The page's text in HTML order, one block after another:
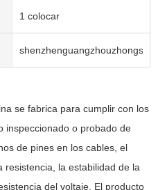
1 colocar
shenzhenguangzhouzhongshan
se fabrica para cumplir con los
inspeccionado o probado de
de pines en los cables, el
resistencia, la estabilidad de la
del voltaje. El producto